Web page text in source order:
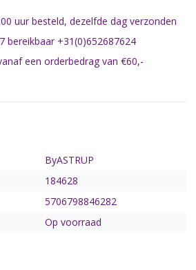
uur besteld, dezelfde dag verzonden
bereikbaar +31(0)652687624
een orderbedrag van €60,-
ByASTRUP
184628
5706798846282
Op voorraad